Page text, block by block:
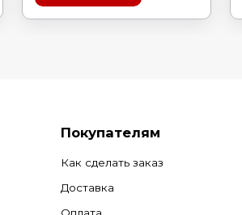
Покупателям
Как сделать заказ
Доставка